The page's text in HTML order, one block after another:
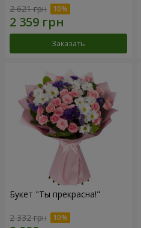
2 621 грн
Заказать
Букет "Ты прекрасна!"
2 332 грн